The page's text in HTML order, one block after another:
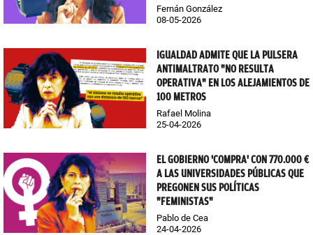
Fernán González
08-05-2026
IGUALDAD ADMITE QUE LA PULSERA
ANTIMALTRATO "NO RESULTA
OPERATIVA" EN LOS ALEJAMIENTOS DE
100 METROS
Rafael Molina
25-04-2026
EL GOBIERNO 'COMPRA' CON 770.000 €
A LAS UNIVERSIDADES PÚBLICAS QUE
PREGONEN SUS POLÍTICAS
"FEMINISTAS"
Pablo de Cea
24-04-2026